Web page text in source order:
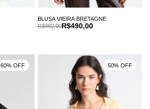
BLUSA VIEIRA BRETAGNE
R$490,00
R$980,00
60% OFF 50% OFF